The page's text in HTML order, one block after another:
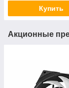
Купить
Акционные